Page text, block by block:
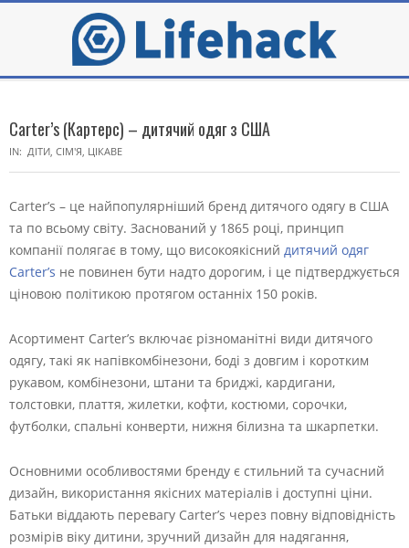
Menu
Carter’s (Картерс) – дитячий одяг з США
IN: ДІТИ СІМ'Я ЦІКАВЕ
Carter’s – це найпопулярніший бренд дитячого одягу в США
та по всьому світу. Заснований у 1865 році, принцип
компанії полягає в тому, що високоякісний дитячий одяг
Carter’s не повинен бути надто дорогим, і це підтверджується
ціновою політикою протягом останніх 150 років.
Асортимент Carter’s включає різноманітні види дитячого
одягу, такі як напівкомбінезони, боді з довгим і коротким
рукавом, комбінезони, штани та бриджі, кардигани,
толстовки, плаття, жилетки, кофти, костюми, сорочки,
футболки, спальні конверти, нижня білизна та шкарпетки.
Основними особливостями бренду є стильний та сучасний
дизайн, використання якісних матеріалів і доступні ціни.
Батьки віддають перевагу Carter’s через повну відповідність
розмірів віку дитини, зручний дизайн для надягання,